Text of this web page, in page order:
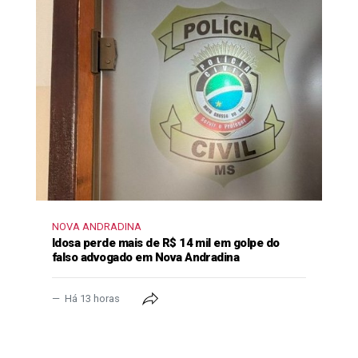
NOVA ANDRADINA
Idosa perde mais de R$ 14 mil em golpe do
falso advogado em Nova Andradina
Há 13 horas